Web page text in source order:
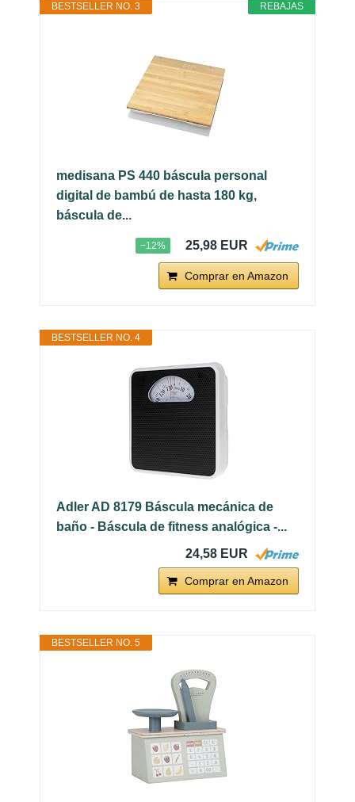
REBAJAS
BESTSELLER NO. 3
medisana PS 440 báscula personal
digital de bambú de hasta 180 kg,
báscula de...
−12% 25,98 EUR
Comprar en Amazon
BESTSELLER NO. 4
Adler AD 8179 Báscula mecánica de
baño - Báscula de fitness analógica -...
24,58 EUR
Comprar en Amazon
BESTSELLER NO. 5